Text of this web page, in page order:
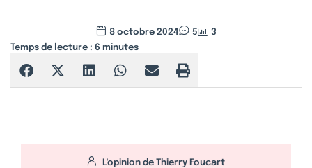
8 octobre 2024 5
3
Temps de lecture : 6 minutes
L'opinion de Thierry Foucart